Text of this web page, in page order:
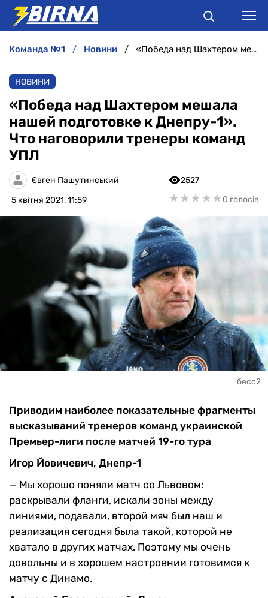
АНАЛІТИКА
ІНТЕРВ'Ю
РІЗНЕ
БУКМЕКЕРИ
команда №1 новини «Победа над Шахтером мешала нашей подготовке к Днепру-1». Что наговорили тренеры команд УПЛ
НОВИНИ
«Победа над Шахтером мешала
нашей подготовке к Днепру-1».
Что наговорили тренеры команд
УПЛ
Євген Пашутинський
5 квітня 2021, 11:59
2527
★★★★★
★★★★★0 голосів
бесс2
Приводим наиболее показательные фрагменты
высказываний тренеров команд украинской
Премьер-лиги после матчей 19-го тура
Игор Йовичевич, Днепр-1
— Мы хорошо поняли матч со Львовом:
раскрывали фланги, искали зоны между
линиями, подавали, второй мяч был наш и
реализация сегодня была такой, которой не
хватало в других матчах. Поэтому мы очень
довольны и в хорошем настроении готовимся к
матчу с Динамо.